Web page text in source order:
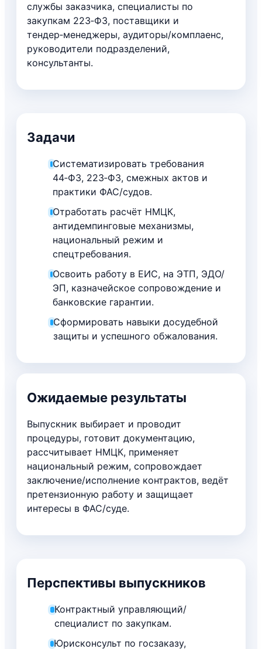
службы заказчика, специалисты по
закупкам 223‑ФЗ, поставщики и
тендер‑менеджеры, аудиторы/комплаенс,
руководители подразделений,
консультанты.
Задачи
Систематизировать требования
44‑ФЗ, 223‑ФЗ, смежных актов и
практики ФАС/судов.
Отработать расчёт НМЦК,
антидемпинговые механизмы,
национальный режим и
спецтребования.
Освоить работу в ЕИС, на ЭТП, ЭДО/
ЭП, казначейское сопровождение и
банковские гарантии.
Сформировать навыки досудебной
защиты и успешного обжалования.
Ожидаемые результаты
Выпускник выбирает и проводит
процедуры, готовит документацию,
рассчитывает НМЦК, применяет
национальный режим, сопровождает
заключение/исполнение контрактов, ведёт
претензионную работу и защищает
интересы в ФАС/суде.
Перспективы выпускников
Контрактный управляющий/
специалист по закупкам.
Юрисконсульт по госзаказу,